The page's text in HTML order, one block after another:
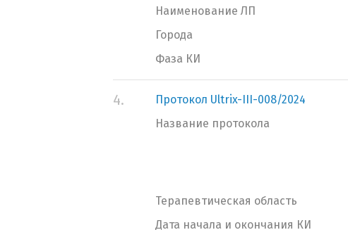
Наименование ЛП
Города
Фаза КИ
4.
Протокол Ultrix-III-008/2024
Название протокола
Терапевтическая область
Дата начала и окончания КИ